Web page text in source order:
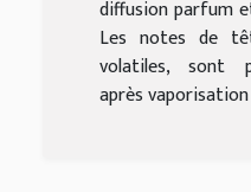
diffusion parfum
Les notes de
volatiles, sont
après